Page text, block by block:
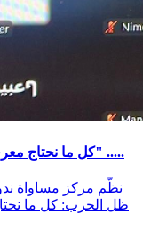
"كل ما نحتاج معرفته حول تعويضات الأضرار في ظل الحرب" .....
نظّم مركز مساواة
ظل الحرب: كل ما